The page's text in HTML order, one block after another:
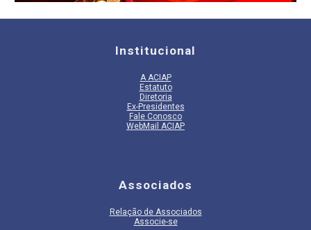
Institucional
AACIAP
Estatuto
Diretoria
Ex-Presidentes
Fale Conosco
WebMail ACIAP
Associados
Relação de Associados
Associe-se